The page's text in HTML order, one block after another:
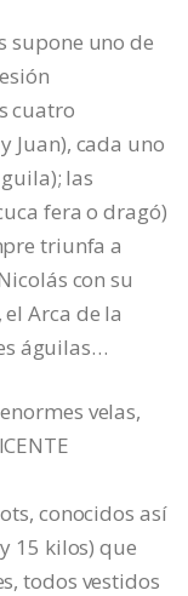
supone uno de
cuatro
Juan), cada uno
las
fera o dragó)
triunfa a
con su
Arca de la
águilas…
velas,
conocidos así
15 kilos) que
todos vestidos